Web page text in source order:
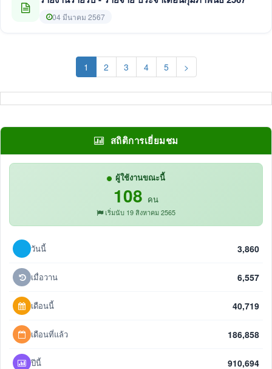
04 มีนาคม 2567
1 (current)
2 3 4 5 >
สถิติการเยี่ยมชม
ผู้ใช้งานขณะนี้
108 คน
เริ่มนับ 19 สิงหาคม 2565
วันนี้ 3,860
เมื่อวาน 6,557
เดือนนี้ 40,719
เดือนที่แล้ว 186,858
ปีนี้ 910,694